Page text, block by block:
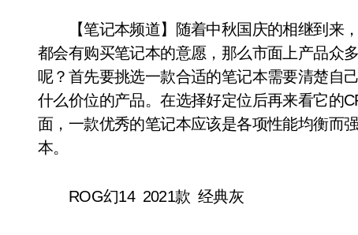
【笔记本频道】随着中秋国庆的相继到来，
都会有购买笔记本的意愿，那么市面上产品众
呢？首先要挑选一款合适的笔记本需要清楚自
什么价位的产品。在选择好定位后再来看它的
面，一款优秀的笔记本应该是各项性能均衡而
本。
ROG幻14 2021款 经典灰